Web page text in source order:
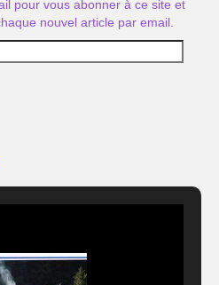
pour vous abonner à ce site et
nouvel article par email.